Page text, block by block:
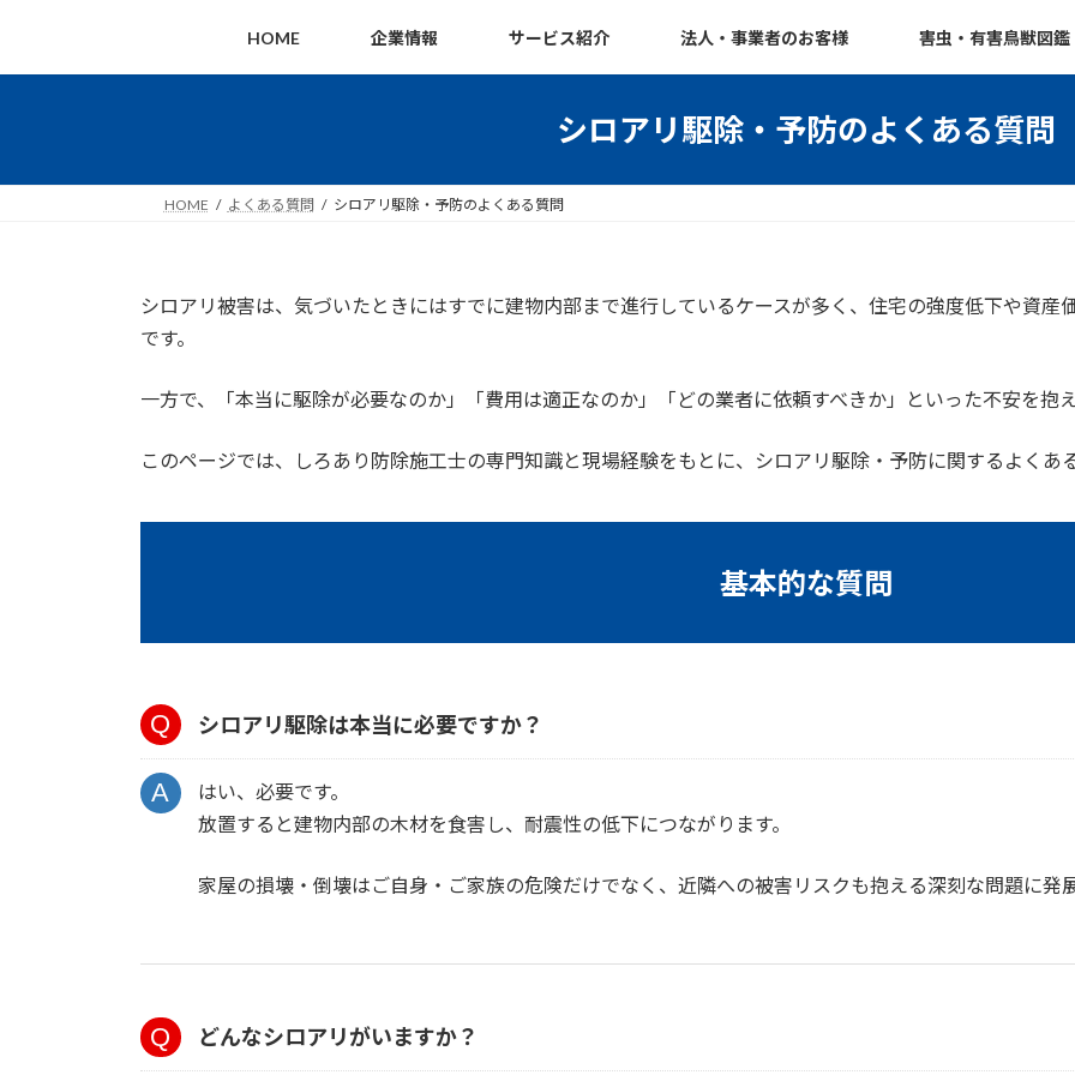
テ
ス
ゲ
ン
HOME 企業情報 サービス紹介 法人・事業者のお客様 害虫・有害鳥獣図鑑
シロアリ駆除・予防のよくある質問
HOME よくある質問 シロアリ駆除・予防のよくある質問
シロアリ被害は、気づいたときにはすでに建物内部まで進行しているケースが多く、住宅の強度低下や資
です。
一方で、「本当に駆除が必要なのか」「費用は適正なのか」「どの業者に依頼すべきか」といった不安を抱
このページでは、しろあり防除施工士の専門知識と現場経験をもとに、シロアリ駆除・予防に関するよくあ
基本的な質問
シロアリ駆除は本当に必要ですか？
はい、必要です。
放置すると建物内部の木材を食害し、耐震性の低下につながります。
家屋の損壊・倒壊はご自身・ご家族の危険だけでなく、近隣への被害リスクも抱える深刻な問題に発
どんなシロアリがいますか？